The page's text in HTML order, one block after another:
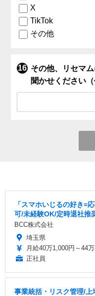
X
TikTok
その他
その他、リセマ
聞かせください（
「スマホいじるの好き=
可/未経験OK/定時退社推
BCC株式会社
埼玉県
月給40万1,000円～44
正社員
事業統括・リスク管理/